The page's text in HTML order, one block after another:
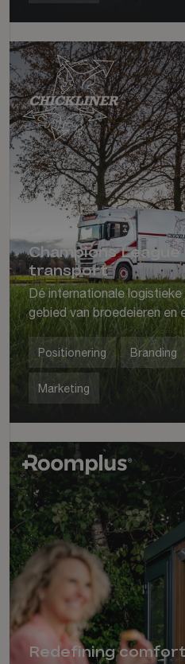
Champions
transport
Dé internationale
gebied van broedeieren en
Positionering Branding
Marketing
Redefining comfort